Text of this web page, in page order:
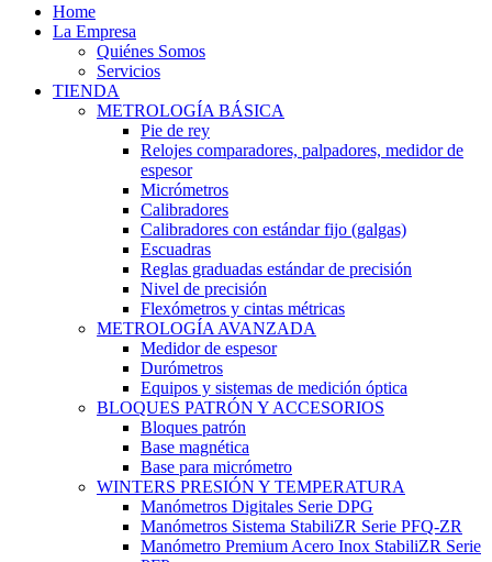
Home
La Empresa
Quiénes Somos
Servicios
TIENDA
METROLOGÍA BÁSICA
Pie de rey
Relojes comparadores, palpadores, medidor de
espesor
Micrómetros
Calibradores
Calibradores con estándar fijo (galgas)
Escuadras
Reglas graduadas estándar de precisión
Nivel de precisión
Flexómetros y cintas métricas
METROLOGÍA AVANZADA
Medidor de espesor
Durómetros
Equipos y sistemas de medición óptica
BLOQUES PATRÓN Y ACCESORIOS
Bloques patrón
Base magnética
Base para micrómetro
WINTERS PRESIÓN Y TEMPERATURA
Manómetros Digitales Serie DPG
Manómetros Sistema StabiliZR Serie PFQ-ZR
Manómetro Premium Acero Inox StabiliZR Serie